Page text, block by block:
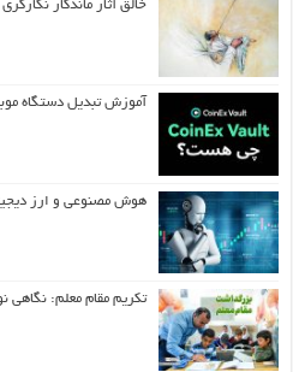
خالق آثار ماندگار
آموزش تبدیل دستگاه
هوش مصنوعی و ارز
تکریم مقام معلم: